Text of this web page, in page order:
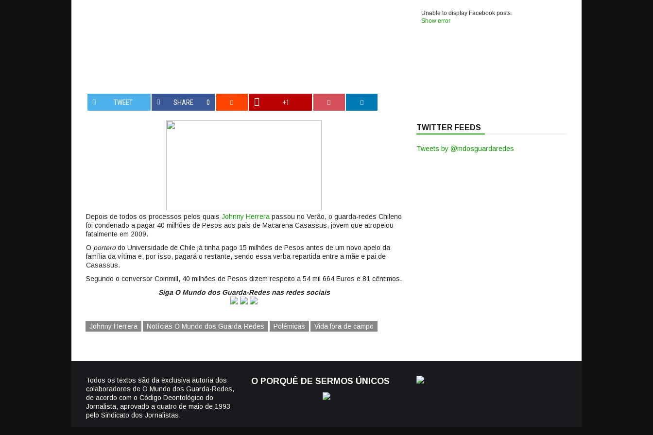
TWEET SHARE 0 +1
Depois de todos os processos pelos quais Johnny Herrera passou no Verão, o guarda-redes Chileno
foi condenado a pagar 40 milhões de Pesos aos pais de Macarena Casassus, jovem que atropelou
fatalmente em 2009.
O porterodo Universidade de Chile já tinha pago 15 milhões de Pesos antes de um novo apelo da
família da vítima e, por isso, pagará o restante, sendo essa verba repartida entre a mãe e pai de
Casassus.
Segundo o conversor Coinmill, 40 milhões de Pesos dizem respeito a 54 mil 664 Euros e 81 cêntimos.
Siga O Mundo dos Guarda-Redes nas redes sociais
Johnny Herrera Notícias O Mundo dos Guarda-Redes Polémicas Vida fora de campo
Unable to display Facebook posts.
Show error
TWITTER FEEDS
Tweets by @mdosguardaredes
Todos os textos são da exclusiva autoria dos
colaboradores de O Mundo dos Guarda-Redes,
de acordo com o Código Deontológico do
Jornalista, aprovado a quatro de maio de 1993
pelo Sindicato dos Jornalistas.
O PORQUÊ DE SERMOS ÚNICOS